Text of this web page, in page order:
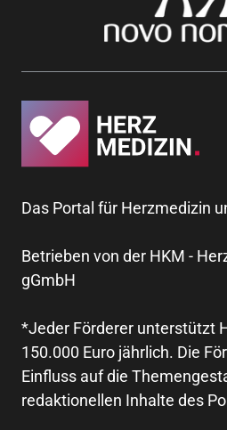
Das Portal für Herzmedizin
Betrieben von der HKM -
gGmbH
*Jeder Förderer unterstützt
150.000 Euro jährlich. Die
Einfluss auf die
redaktionellen Inhalte des